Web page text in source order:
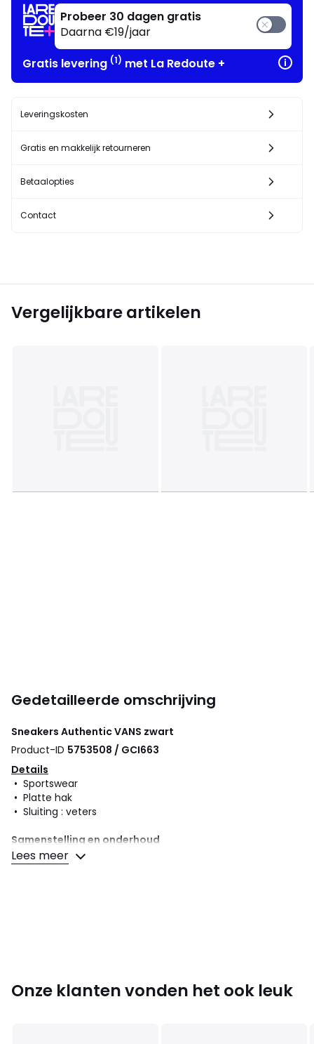
Probeer 30 dagen gratis
Daarna €19/jaar
Gratis levering (1) met La Redoute +
Leveringskosten
Gratis en makkelijk retourneren
Betaalopties
Contact
Vergelijkbare artikelen
Gedetailleerde omschrijving
Sneakers AuthenticVANS zwart
Product-ID 5753508 / GCI663
Details
• Sportswear
• Platte hak
• Sluiting : veters
Samenstelling en onderhoud
• Bovenzijde/Schacht : 100% stof
• Voering : 100% textiel
Lees meer
Onze klanten vonden het ook leuk